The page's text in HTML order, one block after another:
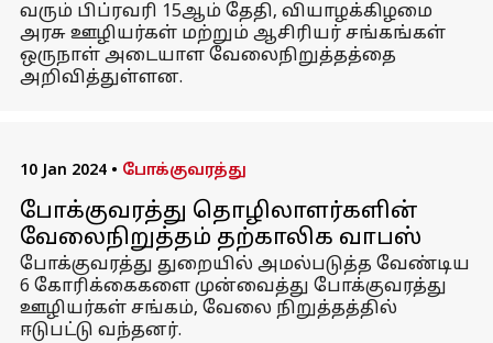
வரும் பிப்ரவரி 15ஆம் தேதி, வியாழக்கிழமை
அரசு ஊழியர்கள் மற்றும் ஆசிரியர் சங்கங்கள்
ஒருநாள் அடையாள வேலைநிறுத்தத்தை
அறிவித்துள்ளன.
10 Jan 2024 • போக்குவரத்து
போக்குவரத்து தொழிலாளர்களின்
வேலைநிறுத்தம் தற்காலிக வாபஸ்
போக்குவரத்து துறையில் அமல்படுத்த வேண்டிய
6 கோரிக்கைகளை முன்வைத்து போக்குவரத்து
ஊழியர்கள் சங்கம், வேலை நிறுத்தத்தில்
ஈடுபட்டு வந்தனர்.